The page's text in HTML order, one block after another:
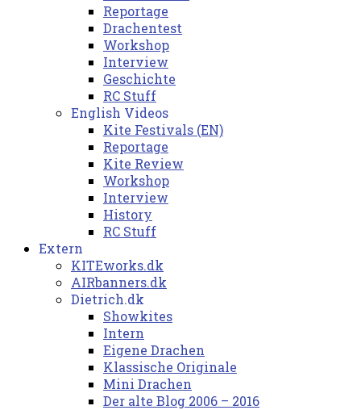
Reportage
Drachentest
Workshop
Interview
Geschichte
RC Stuff
English Videos
Kite Festivals (EN)
Reportage
Kite Review
Workshop
Interview
History
RC Stuff
Extern
KITEworks.dk
AIRbanners.dk
Dietrich.dk
Showkites
Intern
Eigene Drachen
Klassische Originale
Mini Drachen
Der alte Blog 2006 – 2016